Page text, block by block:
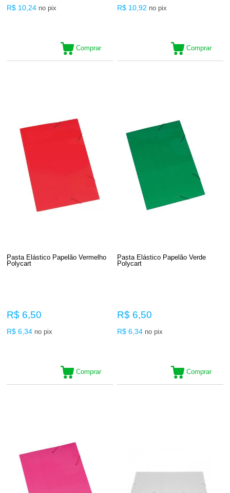
R$ 10,24 no pix
Comprar
R$ 10,92 no pix
Comprar
Pasta Elástico Papelão Vermelho
Polycart
R$ 6,50
R$ 6,34 no pix
Comprar
Pasta Elástico Papelão Verde
Polycart
R$ 6,50
R$ 6,34 no pix
Comprar